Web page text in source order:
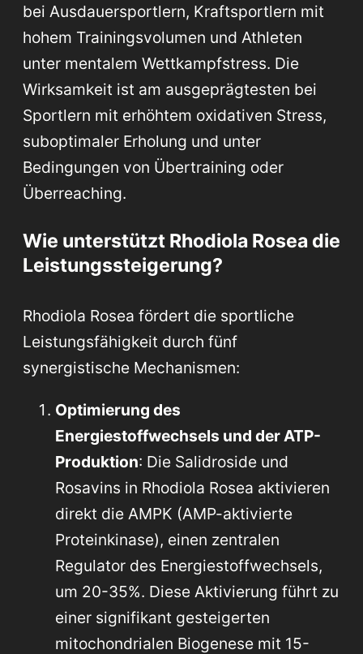
bei Ausdauersportlern, Kraftsportlern mit
hohem Trainingsvolumen und Athleten
unter mentalem Wettkampfstress. Die
Wirksamkeit ist am ausgeprägtesten bei
Sportlern mit erhöhtem oxidativen Stress,
suboptimaler Erholung und unter
Bedingungen von Übertraining oder
Überreaching.
Wie unterstützt Rhodiola Rosea die
Leistungssteigerung?
Rhodiola Rosea fördert die sportliche
Leistungsfähigkeit durch fünf
synergistische Mechanismen:
Optimierung des
Energiestoffwechsels und der ATP-
Produktion: Die Salidroside und
Rosavins in Rhodiola Rosea aktivieren
direkt die AMPK (AMP-aktivierte
Proteinkinase), einen zentralen
Regulator des Energiestoffwechsels,
um 20-35%. Diese Aktivierung führt zu
einer signifikant gesteigerten
mitochondrialen Biogenese mit 15-